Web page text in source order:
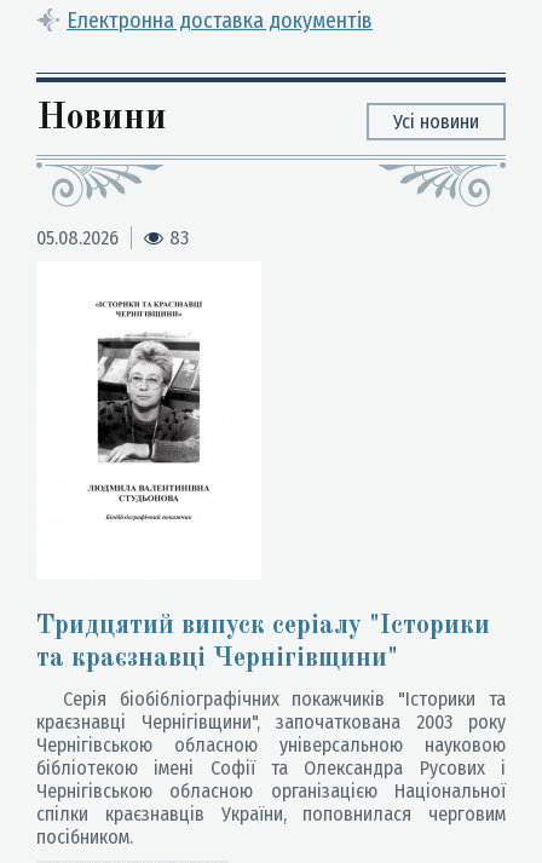
Електронна доставка документів
Новини Усі новини
05.08.2026 83
Тридцятий випуск серіалу "Історики
та краєзнавці Чернігівщини"
Серія біобібліографічних покажчиків "Історики та
краєзнавці Чернігівщини", започаткована 2003 року
Чернігівською обласною універсальною науковою
бібліотекою імені Софії та Олександра Русових і
Чернігівською обласною організацією Національної
спілки краєзнавців України, поповнилася черговим
посібником.